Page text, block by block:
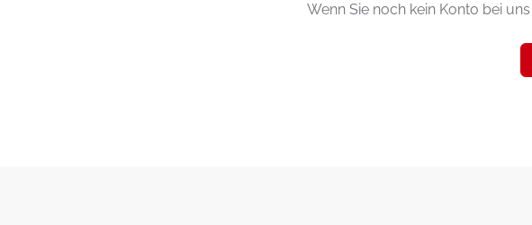
Wenn Sie noch kein Konto bei